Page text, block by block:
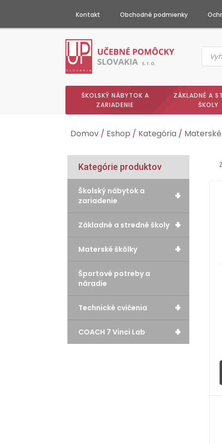
Kontakt Obchodné podmienky
search
ŠKOLSKÝ NÁBYTOK A
ZARIADENIE
ZÁKLADNÉ A
ŠKOLY
Domov / Eshop / Kategória /
Kategórie produktov
+
Školský nábytok a
zariadenie
+
Základné a stredné školy
+
Materské škôlky
Športové potreby a
náradie
+
Technické cvičenia
+
COACH 7 Vinci Lab